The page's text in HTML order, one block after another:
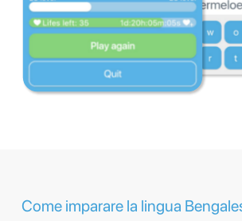
Come imparare la lingua